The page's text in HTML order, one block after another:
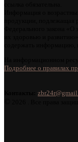
Подробнее о правилах